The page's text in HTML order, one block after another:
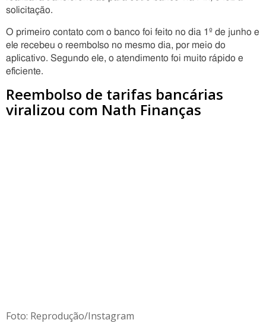
solicitação.
O primeiro contato com o banco foi feito no dia 1º de junho e
ele recebeu o reembolso no mesmo dia, por meio do
aplicativo. Segundo ele, o atendimento foi muito rápido e
eficiente.
Reembolso de tarifas bancárias
viralizou com Nath Finanças
Foto: Reprodução/Instagram